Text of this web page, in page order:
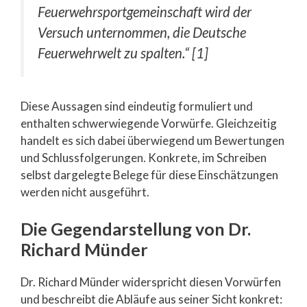
Feuerwehrsportgemeinschaft wird der
Versuch unternommen, die Deutsche
Feuerwehrwelt zu spalten.“ [1]
Diese Aussagen sind eindeutig formuliert und
enthalten schwerwiegende Vorwürfe. Gleichzeitig
handelt es sich dabei überwiegend um Bewertungen
und Schlussfolgerungen. Konkrete, im Schreiben
selbst dargelegte Belege für diese Einschätzungen
werden nicht ausgeführt.
Die Gegendarstellung von Dr.
Richard Münder
Dr. Richard Münder widerspricht diesen Vorwürfen
und beschreibt die Abläufe aus seiner Sicht konkret: